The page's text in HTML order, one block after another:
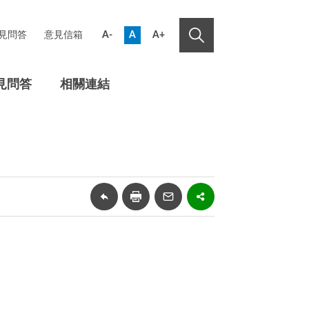
問答 意見信箱 A- A A+
問答 相關連結